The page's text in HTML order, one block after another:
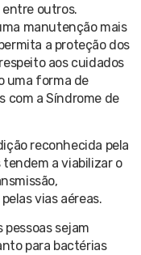
outros.
manutenção mais
a proteção dos
aos cuidados
uma forma de
com a Síndrome de
reconhecida pela
a viabilizar o
vias aéreas.
pessoas sejam
para bactérias